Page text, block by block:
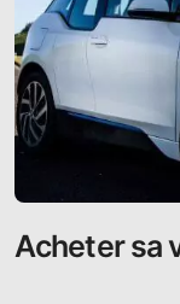
Acheter sa